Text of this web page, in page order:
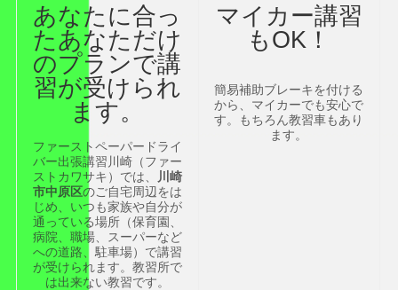
あなたに合っ
たあなただけ
のプランで講
習が受けられ
ます。
ファーストペーパードライ
バー出張講習川崎（ファー
ストカワサキ）では、
川崎
市中原区のご自宅周辺をは
じめ、いつも家族や自分が
通っている場所（保育園、
病院、職場、スーパーなど
への道路、駐車場）で講習
が受けられます。教習所で
は出来ない教習です。
マイカー講習
もOK！
簡易補助ブレーキを付ける
から、マイカーでも安心で
す。もちろん教習車もあり
ます。